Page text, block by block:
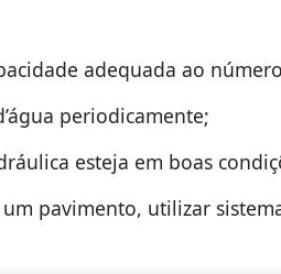
adequada ao
periodicamente;
esteja em boas
pavimento, utilizar